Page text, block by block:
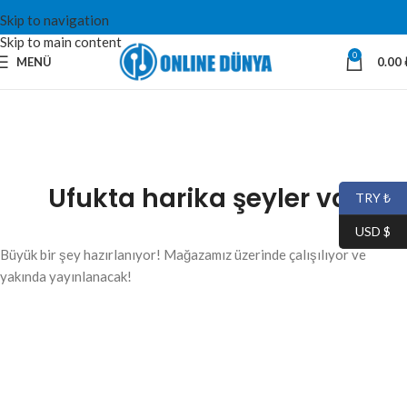
Skip to navigation
Skip to main content
MENÜ 0 0.00
Ufukta harika şeyler var
Büyük bir şey hazırlanıyor! Mağazamız üzerinde çalışılıyor ve
yakında yayınlanacak!
TRY ₺
USD $